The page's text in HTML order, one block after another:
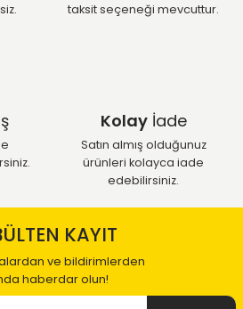
taksit seçeneği mevcuttur.
Kolayİade
Satın almış olduğunuz
ürünleri kolayca iade
edebilirsiniz.
KAYIT
ve bildirimlerden
haberdar olun!